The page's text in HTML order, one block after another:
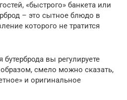
«быстрого» банкета или
– это сытное блюдо в
которого не тратится
вы регулируете
смело можно сказать,
и оригинальное